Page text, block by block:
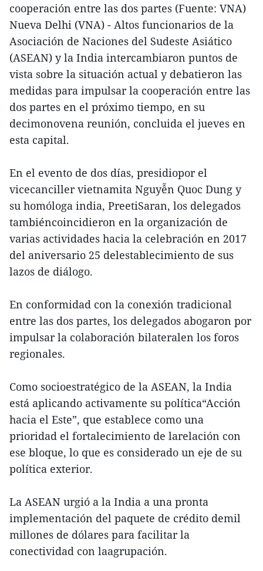
cooperación entre las dos partes (Fuente: VNA)
Nueva Delhi (VNA) - Altos funcionarios de la
Asociación de Naciones del Sudeste Asiático
(ASEAN) y la India intercambiaron puntos de
vista sobre la situación actual y debatieron las
medidas para impulsar la cooperación entre las
dos partes en el próximo tiempo, en su
decimonovena reunión, concluida el jueves en
esta capital.
En el evento de dos días, presidiopor el
vicecanciller vietnamita Nguyễn Quoc Dung y
su homóloga india, PreetiSaran, los delegados
tambiéncoincidieron en la organización de
varias actividades hacia la celebración en 2017
del aniversario 25 delestablecimiento de sus
lazos de diálogo.
En conformidad con la conexión tradicional
entre las dos partes, los delegados abogaron por
impulsar la colaboración bilateralen los foros
regionales.
Como socioestratégico de la ASEAN, la India
está aplicando activamente su política“Acción
hacia el Este”, que establece como una
prioridad el fortalecimiento de larelación con
ese bloque, lo que es considerado un eje de su
política exterior.
La ASEAN urgió a la India a una pronta
implementación del paquete de crédito demil
millones de dólares para facilitar la
conectividad con laagrupación.